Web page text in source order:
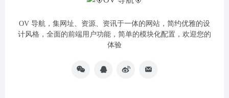
OV 导航，集网址、资源、资讯于一体的网站，简约优雅的设
计风格，全面的前端用户功能，简单的模块化配置，欢迎您的
体验